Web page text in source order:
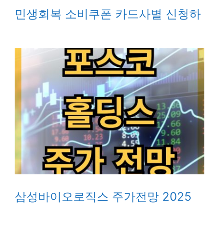
민생회복 소비쿠폰 카드사별 신청하
삼성바이오로직스 주가전망 2025